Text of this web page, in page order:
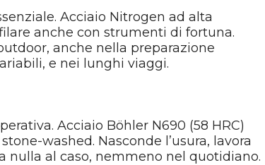
Acciaio Nitrogen ad alta
anche con strumenti di fortuna.
anche nella preparazione
e nei lunghi viaggi.
Acciaio Böhler N690 (58 HRC)
washed. Nasconde l’usura, lavora
nulla al caso, nemmeno nel quotidiano.
Zaini e borsoni